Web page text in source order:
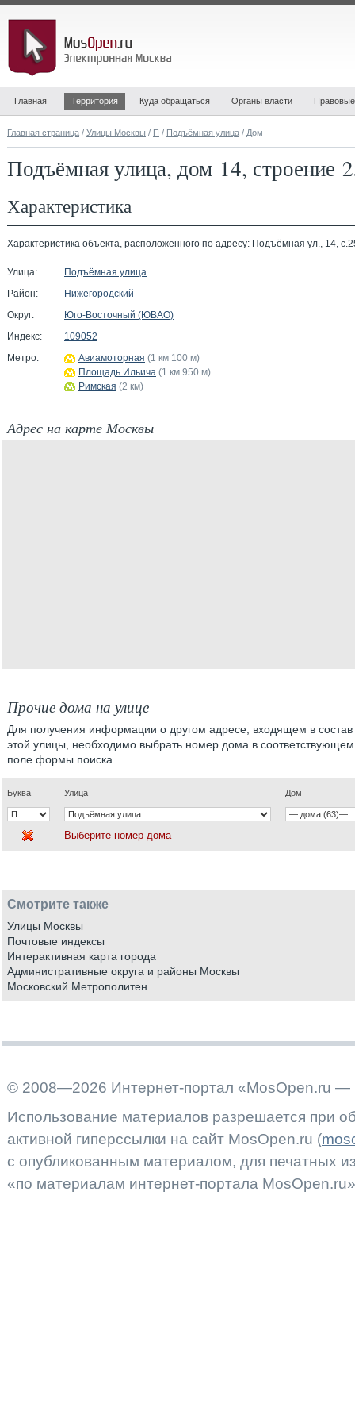
Главная Территория Куда обращаться Органы власти
Главная страница / Улицы Москвы / П / Подъёмная улица / Дом
Подъёмная улица, дом 14, строение
Характеристика
Характеристика объекта, расположенного по адресу: Подъёмная ул., 14,
Улица:
Подъёмная улица
Район:
Нижегородский
Округ:
Юго-Восточный (ЮВАО)
Индекс:
109052
Метро:
Авиамоторная (1 км 100 м)
Площадь Ильича (1 км 950 м)
Римская (2 км)
Адрес на карте Москвы
Прочие дома на улице
Для получения информации о другом адресе, входящем в состав
этой улицы, необходимо выбрать номер дома в соответствующем
поле формы поиска.
Буква Улица Дом
Выберите номер дома
Смотрите также
Улицы Москвы
Почтовые индексы
Интерактивная карта города
Административные округа и районы Москвы
Московский Метрополитен
© 2008—2026 Интернет-портал «MosOpen.ru —
Использование материалов разрешается при
активной гиперссылки на сайт MosOpen.ru (
с опубликованным материалом, для печатных
«по материалам интернет-портала